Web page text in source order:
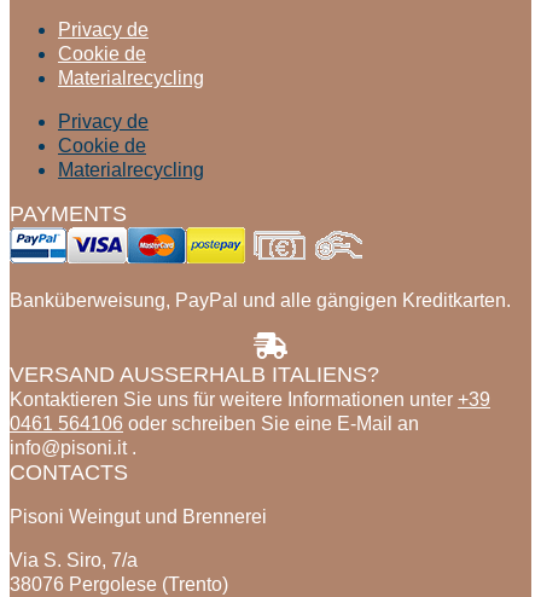
Privacy de
Cookie de
Materialrecycling
Privacy de
Cookie de
Materialrecycling
PAYMENTS
Banküberweisung, PayPal und alle gängigen Kreditkarten.
VERSAND AUSSERHALB ITALIENS?
Kontaktieren Sie uns für weitere Informationen unter +39
0461 564106 oder schreiben Sie eine E-Mail an
info@pisoni.it .
CONTACTS
Pisoni Weingut und Brennerei
Via S. Siro, 7/a
38076 Pergolese (Trento)